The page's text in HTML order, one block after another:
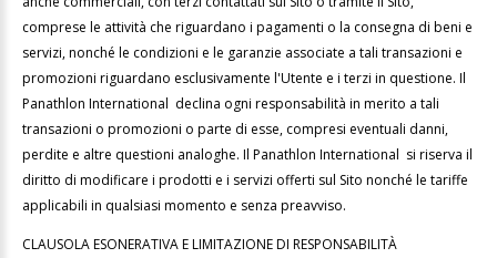
comprese le attività che riguardano i pagamenti o la consegna di beni e
servizi, nonché le condizioni e le garanzie associate a tali transazioni e
promozioni riguardano esclusivamente l'Utente e i terzi in questione. Il
Panathlon International declina ogni responsabilità in merito a tali
transazioni o promozioni o parte di esse, compresi eventuali danni,
perdite e altre questioni analoghe. Il Panathlon International si riserva il
diritto di modificare i prodotti e i servizi offerti sul Sito nonché le tariffe
applicabili in qualsiasi momento e senza preavviso.
CLAUSOLA ESONERATIVA E LIMITAZIONE DI RESPONSABILITÀ